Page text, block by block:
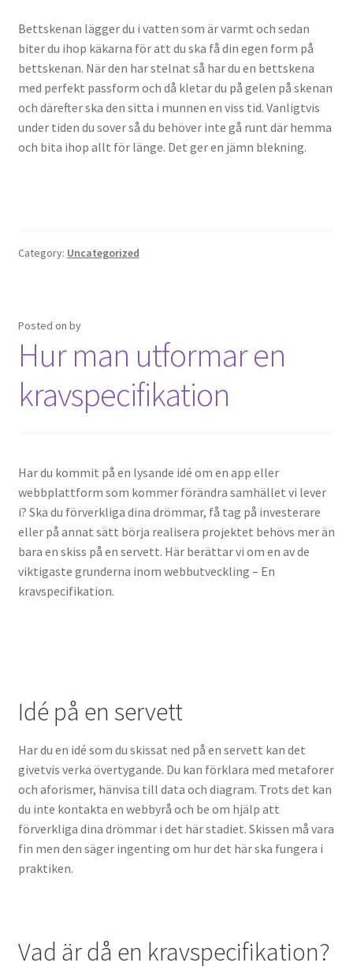
Bettskenan lägger du i vatten som är varmt och sedan
biter du ihop käkarna för att du ska få din egen form på
bettskenan. När den har stelnat så har du en bettskena
med perfekt passform och då kletar du på gelen på skenan
och därefter ska den sitta i munnen en viss tid. Vanligtvis
under tiden du sover så du behöver inte gå runt där hemma
och bita ihop allt för länge. Det ger en jämn blekning.
Category: Uncategorized
Posted on by
Hur man utformar en
kravspecifikation
Har du kommit på en lysande idé om en app eller
webbplattform som kommer förändra samhället vi lever
i? Ska du förverkliga dina drömmar, få tag på investerare
eller på annat sätt börja realisera projektet behövs mer än
bara en skiss på en servett. Här berättar vi om en av de
viktigaste grunderna inom webbutveckling – En
kravspecifikation.
Idé på en servett
Har du en idé som du skissat ned på en servett kan det
givetvis verka övertygande. Du kan förklara med metaforer
och aforismer, hänvisa till data och diagram. Trots det kan
du inte kontakta en webbyrå och be om hjälp att
förverkliga dina drömmar i det här stadiet. Skissen må vara
fin men den säger ingenting om hur det här ska fungera i
praktiken.
Vad är då en kravspecifikation?